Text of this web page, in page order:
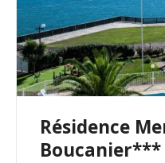
Résidence
Boucanier***